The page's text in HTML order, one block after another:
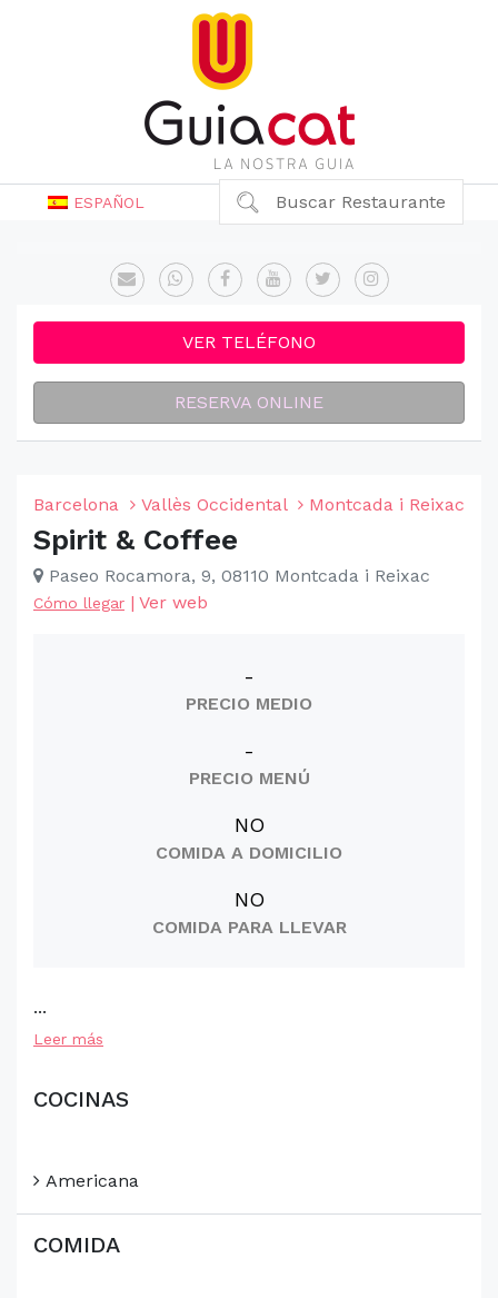
ESPAÑOL Buscar Restaurante
VER TELÉFONO
RESERVA ONLINE
Barcelona Vallès Occidental Montcada i Reixac
Spirit & Coffee
Paseo Rocamora, 9, 08110 Montcada i Reixac
Cómo llegar | Ver web
-
PRECIO MEDIO
-
PRECIO MENÚ
NO
COMIDA A DOMICILIO
NO
COMIDA PARA LLEVAR
...
Leer más
COCINAS
Americana
COMIDA